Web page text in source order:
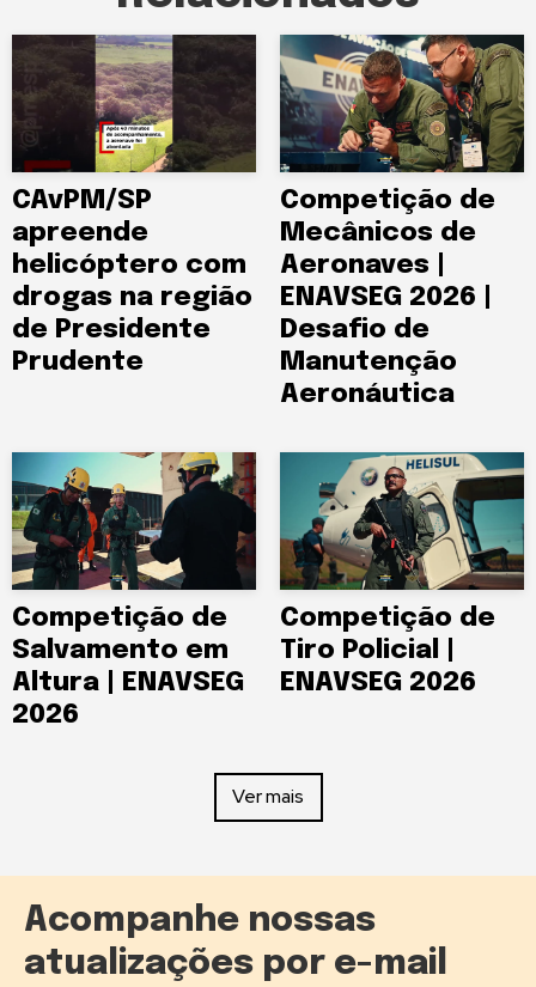
CAvPM/SP
apreende
helicóptero com
drogas na região
de Presidente
Prudente
Competição de
Mecânicos de
Aeronaves |
ENAVSEG 2026 |
Desafio de
Manutenção
Aeronáutica
Competição de
Salvamento em
Altura | ENAVSEG
2026
Competição de
Tiro Policial |
ENAVSEG 2026
Ver mais
Acompanhe nossas
atualizações por e-mail